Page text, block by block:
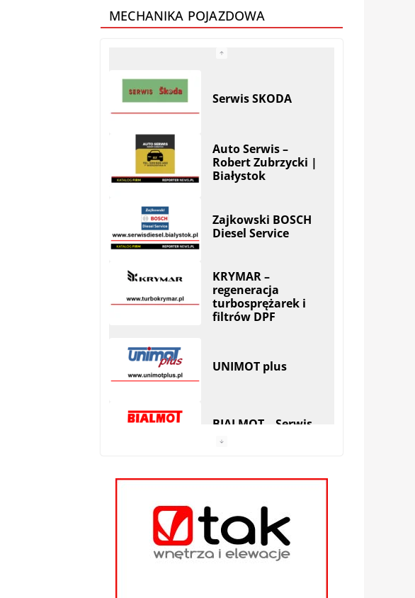
MECHANIKA POJAZDOWA
Robert Zubrzycki |
Zajkowski BOSCH
Diesel Service
KRYMAR –
regeneracja
turbosprężarek i
UNIMOT plus
BIALMOT – Serwis
Wielomarkowy
MAREK DUDEK
Hryniewicze